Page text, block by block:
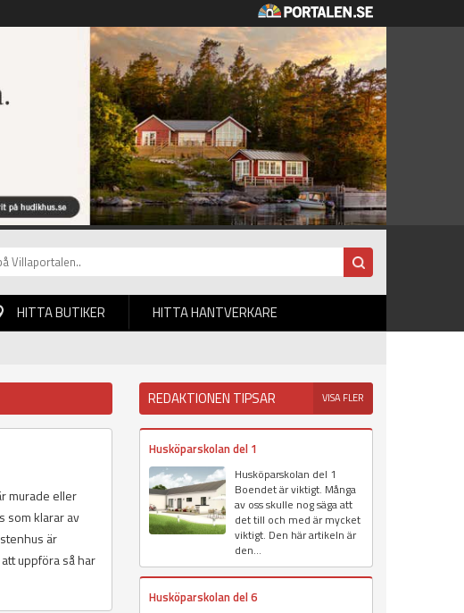
HITTA BUTIKER HITTA HANTVERKARE
murade eller
som klarar av
är
uppföra så har
REDAKTIONEN TIPSAR VISA FLER
Husköparskolan del 1
Husköparskolan del 1
Boendet är viktigt. Många
av oss skulle nog säga att
det till och med är mycket
viktigt. Den här artikeln är
den...
Husköparskolan del 6